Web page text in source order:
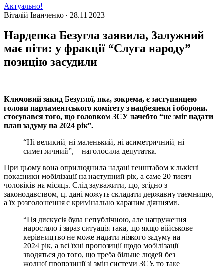
Актуально!
Віталій Іванченко · 28.11.2023
Нардепка Безугла заявила, Залужний
має піти: у фракції “Слуга народу”
позицію засудили
Ключовий закид Безуглої, яка, зокрема, є заступницею
голови парламентського комітету з нацбезпеки і оборони,
стосувався того, що головком ЗСУ начебто “не зміг надати
план задуму на 2024 рік”.
“Ні великий, ні маленький, ні асиметричний, ні
симетричний”, – наголосила депутатка.
При цьому вона оприлюднила надані генштабом кількісні
показники мобілізації на наступний рік, а саме 20 тисяч
чоловіків на місяць. Слід зауважити, що, згідно з
законодавством, ці дані можуть складати державну таємницю,
а їх розголошення є кримінально караним діяннями.
“Ця дискусія була непублічною, але напруження
наростало і зараз ситуація така, що якщо військове
керівництво не може надати ніякого задуму на
2024 рік, а всі їхні пропозиції щодо мобілізації
зводяться до того, що треба більше людей без
жодної пропозиції зі змін системи ЗСУ, то таке